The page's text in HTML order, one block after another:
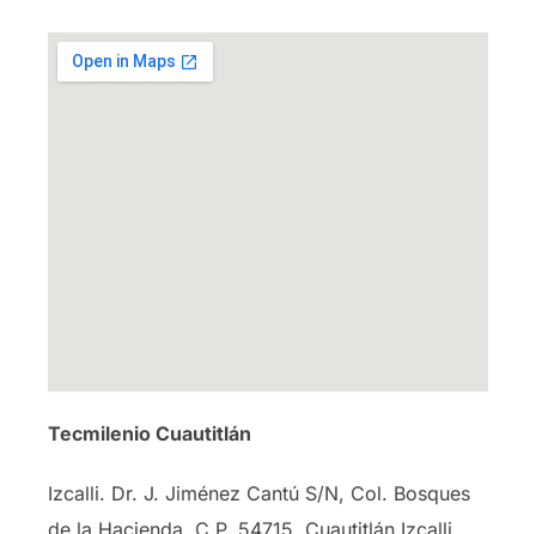
Tecmilenio Cuautitlán
Izcalli. Dr. J. Jiménez Cantú S/N, Col. Bosques
de la Hacienda, C.P. 54715, Cuautitlán Izcalli,